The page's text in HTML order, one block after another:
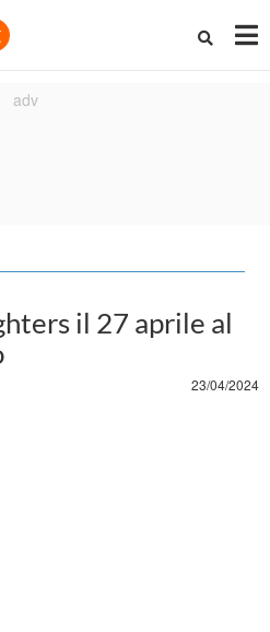
il 27 aprile al
23/04/2024